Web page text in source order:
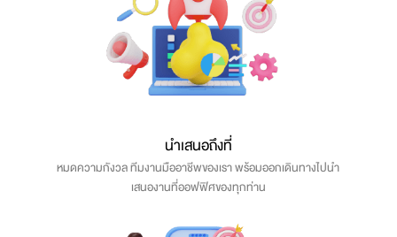
นำเสนอถึงที่
หมดความกังวล ทีมงานมืออาชีพของเรา พร้อมออกเดินทางไปนำ
เสนองานที่ออฟฟิศของทุกท่าน